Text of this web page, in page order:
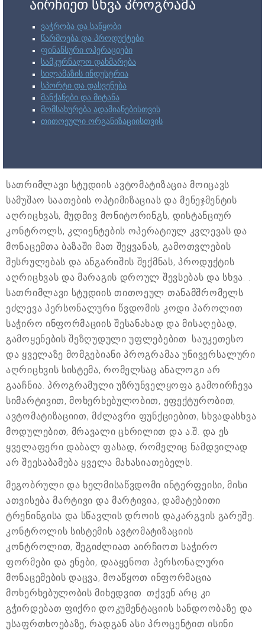
აირჩიეთ სხვა პროგრამა
ვაჭრობა და საწყობი
წარმოება და პროდუქტები
ფინანსური ოპერაციები
სამკურნალო დახმარება
სილამაზის ინდუსტრია
სპორტი და დასვენება
მანქანები და მიტანა
მომსახურება ადამიანებისთვის
თითოეული ორგანიზაციისთვის
სათრიმლავი სტუდიის ავტომატიზაცია მოიცავს
სამუშაო საათების ოპტიმიზაციას და მენეჯმენტის
აღრიცხვას, მუდმივ მონიტორინგს, დისტანციურ
კონტროლს, კლიენტების ოპერატიულ კვლევას და
მონაცემთა ბაზაში მათ შეყვანას, გამოთვლების
შესრულებას და ანგარიშის შექმნას, პროდუქტის
აღრიცხვას და მარაგის დროულ შევსებას და სხვა. .
სათრიმლავი სტუდიის თითოეულ თანამშრომელს
ეძლევა პერსონალური წვდომის კოდი პაროლით
საჭირო ინფორმაციის შესანახად და მისაღებად,
გამოყენების შეზღუდული უფლებებით. საუკეთესო
და ყველაზე მომგებიანი პროგრამაა უნივერსალური
აღრიცხვის სისტემა, რომელსაც ანალოგი არ
გააჩნია. პროგრამული უზრუნველყოფა გამოირჩევა
სიმარტივით, მოხერხებულობით, ეფექტურობით,
ავტომატიზაციით, მძლავრი ფუნქციებით, სხვადასხვა
მოდულებით, მრავალი ცხრილით და ა.შ. და ეს
ყველაფერი დაბალ ფასად, რომელიც ნამდვილად
არ შეესაბამება ყველა მახასიათებელს.
მეგობრული და ხელმისაწვდომი ინტერფეისი, მისი
ათვისება მარტივი და მარტივია, დამატებითი
ტრენინგისა და სწავლის დროის დაკარგვის გარეშე.
კონტროლის სისტემის ავტომატიზაციის
კონტროლით, შეგიძლიათ აირჩიოთ საჭირო
ფორმები და ენები, დააყენოთ პერსონალური
მონაცემების დაცვა, მოაწყოთ ინფორმაცია
მოხერხებულობის მიხედვით. თქვენ არც კი
გჭირდებათ ფიქრი დოკუმენტაციის სანდოობაზე და
უსაფრთხოებაზე, რადგან ასი პროცენტით ისინი